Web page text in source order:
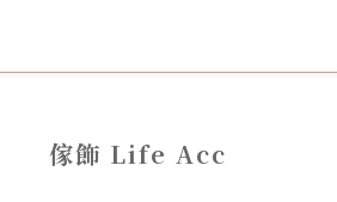
傢飾 Life Acc